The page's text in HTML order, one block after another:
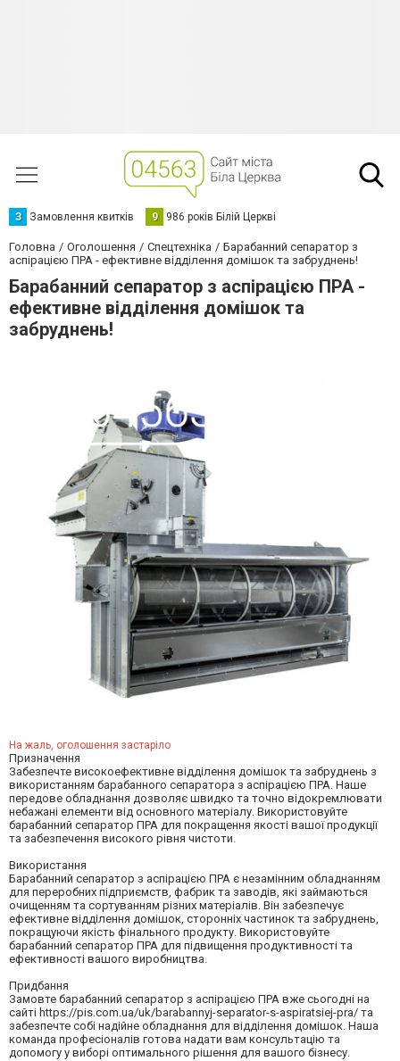
З Замовлення квитків 9 986 років Білій Церкві
Головна Оголошення Спецтехніка
Барабанний сепаратор з
аспірацією ПРА - ефективне відділення домішок та забруднень!
Барабанний сепаратор з аспірацією ПРА -
ефективне відділення домішок та
забруднень!
На жаль, оголошення застаріло
Призначення
Забезпечте високоефективне відділення домішок та забруднень з
використанням барабанного сепаратора з аспірацією ПРА. Наше
передове обладнання дозволяє швидко та точно відокремлювати
небажані елементи від основного матеріалу. Використовуйте
барабанний сепаратор ПРА для покращення якості вашої продукції
та забезпечення високого рівня чистоти.
Використання
Барабанний сепаратор з аспірацією ПРА є незамінним обладнанням
для переробних підприємств, фабрик та заводів, які займаються
очищенням та сортуванням різних матеріалів. Він забезпечує
ефективне відділення домішок, сторонніх частинок та забруднень,
покращуючи якість фінального продукту. Використовуйте
барабанний сепаратор ПРА для підвищення продуктивності та
ефективності вашого виробництва.
Придбання
Замовте барабанний сепаратор з аспірацією ПРА вже сьогодні на
сайті https://pis.com.ua/uk/barabannyj-separator-s-aspiratsiej-pra/ та
забезпечте собі надійне обладнання для відділення домішок. Наша
команда професіоналів готова надати вам консультацію та
допомогу у виборі оптимального рішення для вашого бізнесу.